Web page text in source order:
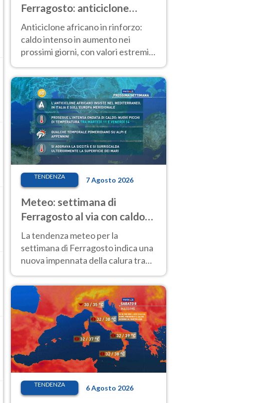
Ferragosto: anticiclone
africano ancora
protagonista
Anticiclone africano in rinforzo:
caldo intenso in aumento nei
prossimi giorni, con valori estremi
d’Italia
TENDENZA 7 Agosto 2026
Meteo: settimana di
Ferragosto al via con caldo
intenso e qualche temporale
La tendenza meteo per la
settimana di Ferragosto indica una
nuova impennata della calura tra
anche al Nord.
TENDENZA 6 Agosto 2026